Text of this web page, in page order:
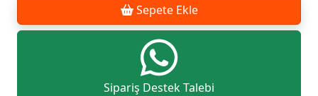
Sepete Ekle
Sipariş Destek Talebi